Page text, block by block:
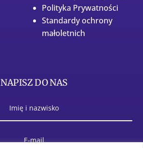
Polityka Prywatności
Standardy ochrony
małoletnich
NAPISZ DO NAS